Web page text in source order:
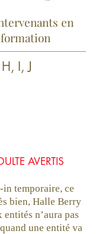
en
I, J
AVERTIS
temporaire, ce
bien, Halle Berry
n’aura pas
une entité va